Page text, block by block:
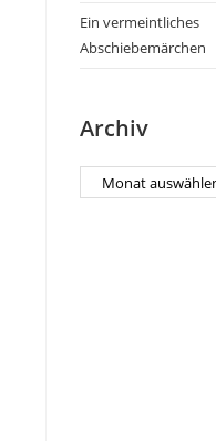
Ein vermeintliches
Abschiebemärchen
Archiv
Archiv